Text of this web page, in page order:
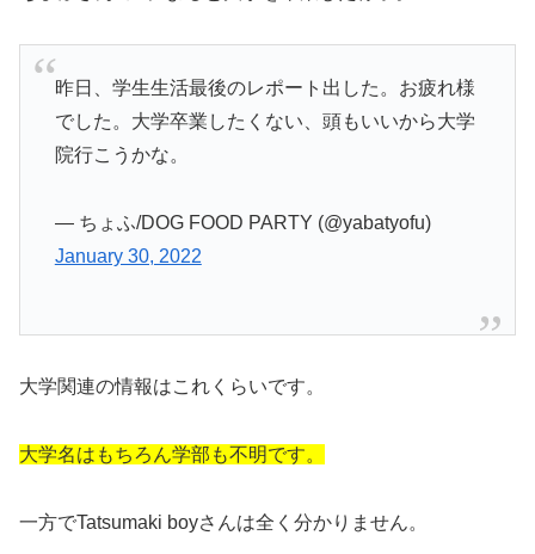
昨日、学生生活最後のレポート出した。お疲れ様
でした。大学卒業したくない、頭もいいから大学
院行こうかな。
— ちょふ/DOG FOOD PARTY (@yabatyofu)
January 30, 2022
大学関連の情報はこれくらいです。
大学名はもちろん学部も不明です。
一方でTatsumaki boyさんは全く分かりません。